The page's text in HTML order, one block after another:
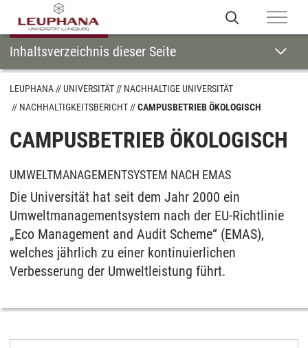
LEUPHANA UNIVERSITÄT
NACHHALTIGE UNIVERSITÄT
NACHHALTIGKEITSBERICHT
CAMPUSBETRIEB ÖKOLOGISCH
CAMPUSBETRIEB ÖKOLOGISCH
UMWELTMANAGEMENTSYSTEM NACH EMAS
Die Universität hat seit dem Jahr 2000 ein
Umweltmanagementsystem nach der EU-Richtlinie
„Eco Management and Audit Scheme“ (EMAS),
welches jährlich zu einer kontinuierlichen
Verbesserung der Umweltleistung führt.
Inhaltsverzeichnis dieser Seite